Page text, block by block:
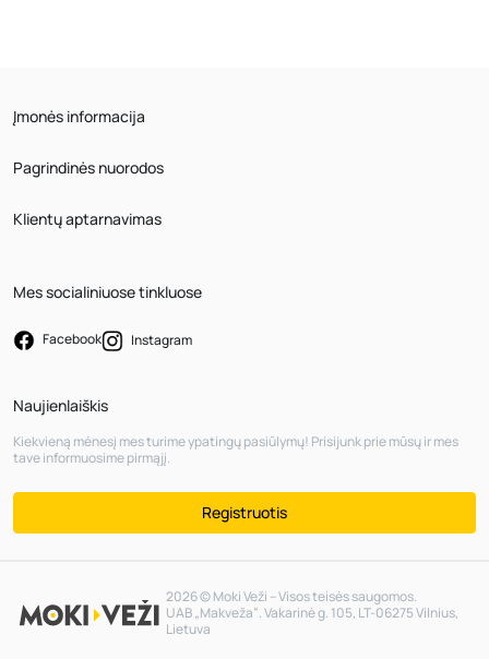
Įmonės informacija
Pagrindinės nuorodos
Klientų aptarnavimas
Mes socialiniuose tinkluose
Facebook Instagram
Naujienlaiškis
Kiekvieną mėnesį mes turime ypatingų pasiūlymų! Prisijunk prie mūsų ir mes
tave informuosime pirmąjį.
Registruotis
2026 © Moki Veži – Visos teisės saugomos.
UAB „Makveža“. Vakarinė g. 105, LT-06275 Vilnius,
Lietuva